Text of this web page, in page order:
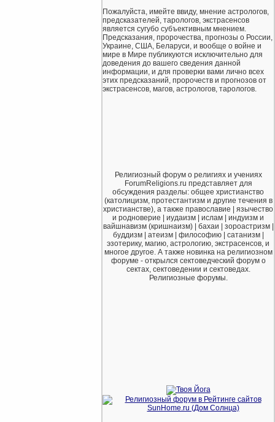
Пожалуйста, имейте ввиду, мнение астрологов,
предсказателей, тарологов, экстрасенсов
является сугубо субъективным мнением.
Предсказания, пророчества, прогнозы о России,
Украине, США, Беларуси, и вообще о войне и
мире в Мире публикуются исключительно для
доведения до вашего сведения данной
информации, и для проверки вами лично всех
этих предсказаний, пророчеств и прогнозов от
экстрасенсов, магов, астрологов, тарологов.
Религиозный форум о религиях и учениях
ForumReligions.ru представляет для
обсуждения разделы: общее христианство
(католицизм, протестантизм и другие течения в
христианстве), а также православие | язычество
и родноверие | иудаизм | ислам | индуизм и
вайшнавизм (кришнаизм) | бахаи | зороастризм |
буддизм | атеизм | философию | сатанизм |
эзотерику, магию, астрологию, экстрасенсов, и
многое другое. А также новинка на религиозном
форуме - открылся сектоведческий форум о
сектах, сектоведении и сектоведах.
Религиозные форумы.